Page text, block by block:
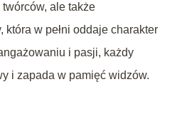
twórców, ale także
która w pełni oddaje charakter
i pasji, każdy
i zapada w pamięć widzów.